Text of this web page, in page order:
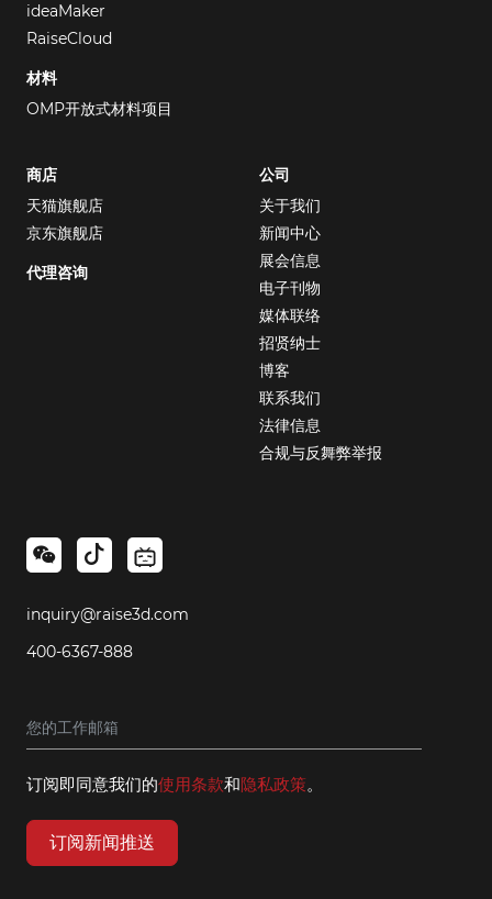
ideaMaker
RaiseCloud
材料
OMP开放式材料项目
商店
天猫旗舰店
京东旗舰店
代理咨询
公司
关于我们
新闻中心
展会信息
电子刊物
媒体联络
招贤纳士
博客
联系我们
法律信息
合规与反舞弊举报
inquiry@raise3d.com
400-6367-888
订阅即同意我们的使用条款和隐私政策。
订阅新闻推送